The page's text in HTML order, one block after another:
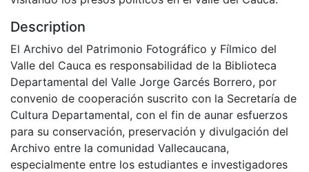
Description
El Archivo del Patrimonio Fotográfico y Fílmico del
Valle del Cauca es responsabilidad de la Biblioteca
Departamental del Valle Jorge Garcés Borrero, por
convenio de cooperación suscrito con la Secretaría de
Cultura Departamental, con el fin de aunar esfuerzos
para su conservación, preservación y divulgación del
Archivo entre la comunidad Vallecaucana,
especialmente entre los estudiantes e investigadores